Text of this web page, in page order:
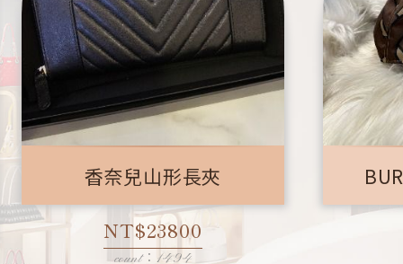
香奈兒山形長夾
NT$23800
count：1494